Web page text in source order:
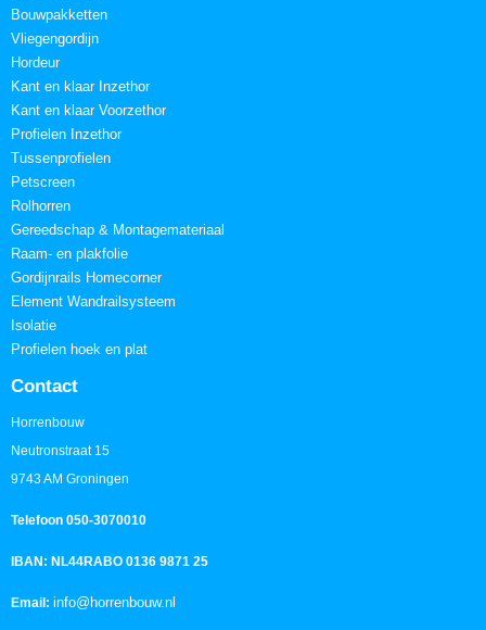
Bouwpakketten
Vliegengordijn
Hordeur
Kant en klaar Inzethor
Kant en klaar Voorzethor
Profielen Inzethor
Tussenprofielen
Petscreen
Rolhorren
Gereedschap & Montagemateriaal
Raam- en plakfolie
Gordijnrails Homecorner
Element Wandrailsysteem
Isolatie
Profielen hoek en plat
Contact
Horrenbouw
Neutronstraat 15
9743 AM Groningen
Telefoon 050-3070010
IBAN: NL44RABO 0136 9871 25
Email: info@horrenbouw.nl